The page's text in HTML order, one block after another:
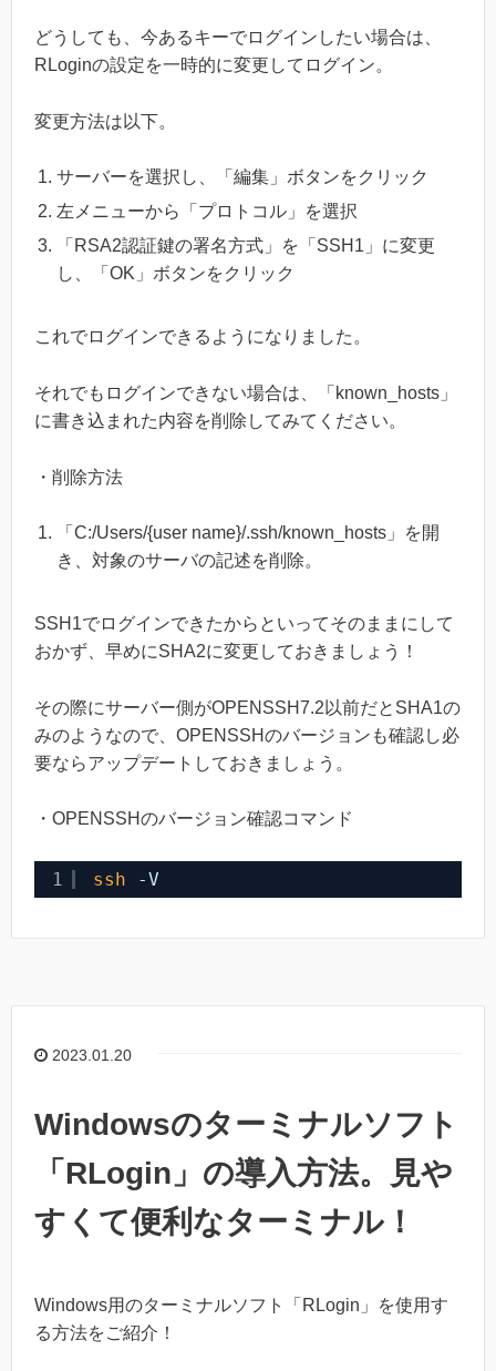
どうしても、今あるキーでログインしたい場合は、
RLoginの設定を一時的に変更してログイン。
変更方法は以下。
サーバーを選択し、「編集」ボタンをクリック
左メニューから「プロトコル」を選択
「RSA2認証鍵の署名方式」を「SSH1」に変更
し、「OK」ボタンをクリック
これでログインできるようになりました。
それでもログインできない場合は、「known_hosts」
に書き込まれた内容を削除してみてください。
・削除方法
「C:/Users/{user name}/.ssh/known_hosts」を開
き、対象のサーバの記述を削除。
SSH1でログインできたからといってそのままにして
おかず、早めにSHA2に変更しておきましょう！
その際にサーバー側がOPENSSH7.2以前だとSHA1の
みのようなので、OPENSSHのバージョンも確認し必
要ならアップデートしておきましょう。
・OPENSSHのバージョン確認コマンド
1 ssh -V
2023.01.20
Windowsのターミナルソフト
「RLogin」の導入方法。見や
すくて便利なターミナル！
Windows用のターミナルソフト「RLogin」を使用す
る方法をご紹介！